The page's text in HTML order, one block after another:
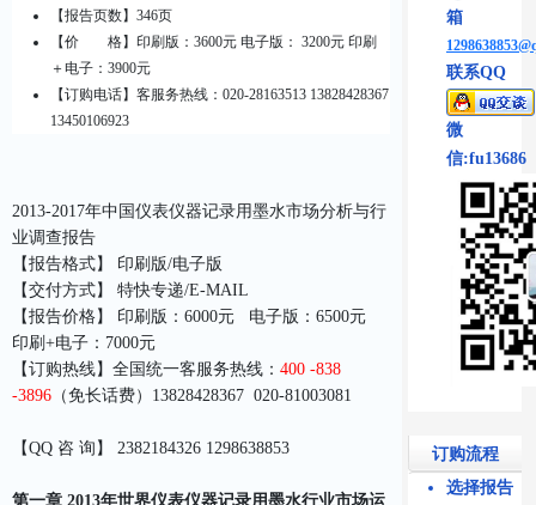
【报告页数】346页
【价 格】 印刷版：3600元 电子版： 3200元 印刷
＋电子：3900元
【订购电话】客服务热线：020-28163513 13828428367
13450106923
2013-2017年中国仪表仪器记录用墨水市场分析与行
业调查报告
【报告格式】 印刷版/电子版
【交付方式】 特快专递/E-MAIL
【报告价格】 印刷版：6000元 电子版：6500元
印刷+电子：7000元
【订购热线】全国统一客服务热线： 400 -838
-3896 （免长话费）13828428367 020-81003081
【QQ 咨 询】 2382184326 1298638853
第一章 2013年世界仪表仪器记录用墨水行业市场运
箱
联系QQ
微
信:fu13686
订购流程
选择报告